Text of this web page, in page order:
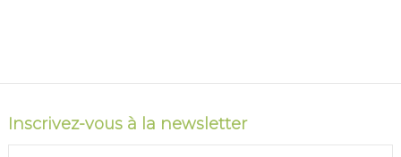
Inscrivez-vous à la newsletter